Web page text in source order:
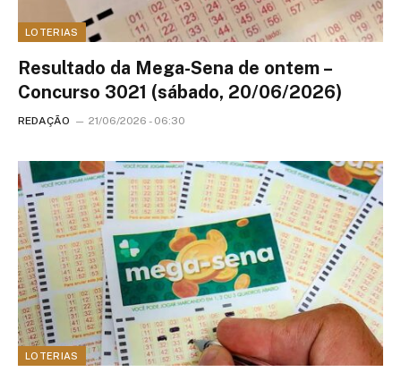
LOTERIAS
Resultado da Mega-Sena de ontem –
Concurso 3021 (sábado, 20/06/2026)
REDAÇÃO 21/06/2026 - 06:30
LOTERIAS